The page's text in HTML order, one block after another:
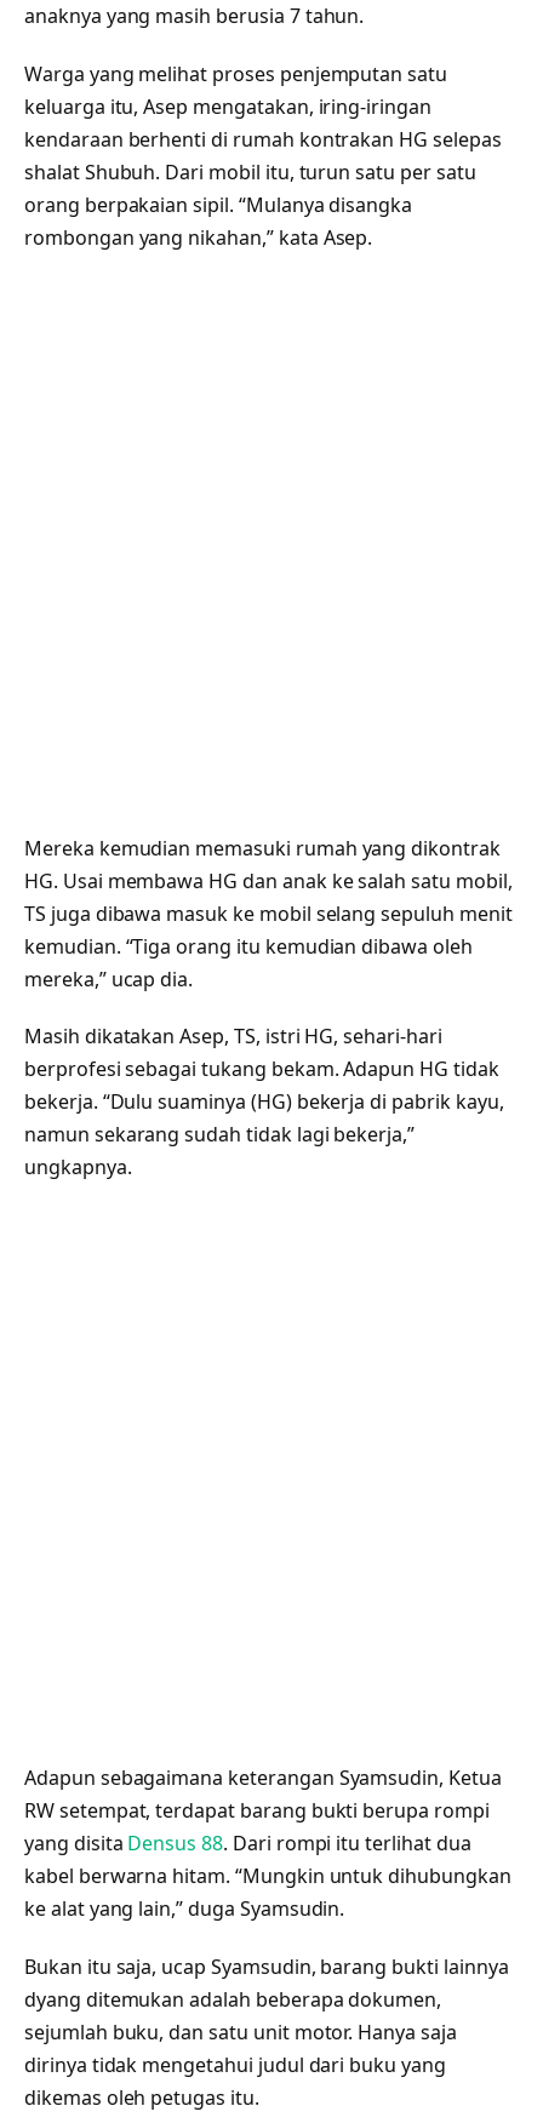
anaknya yang masih berusia 7 tahun.
Warga yang melihat proses penjemputan satu
keluarga itu, Asep mengatakan, iring-iringan
kendaraan berhenti di rumah kontrakan HG selepas
shalat Shubuh. Dari mobil itu, turun satu per satu
orang berpakaian sipil. “Mulanya disangka
rombongan yang nikahan,” kata Asep.
Mereka kemudian memasuki rumah yang dikontrak
HG. Usai membawa HG dan anak ke salah satu mobil,
TS juga dibawa masuk ke mobil selang sepuluh menit
kemudian. “Tiga orang itu kemudian dibawa oleh
mereka,” ucap dia.
Masih dikatakan Asep, TS, istri HG, sehari-hari
berprofesi sebagai tukang bekam. Adapun HG tidak
bekerja. “Dulu suaminya (HG) bekerja di pabrik kayu,
namun sekarang sudah tidak lagi bekerja,”
ungkapnya.
Adapun sebagaimana keterangan Syamsudin, Ketua
RW setempat, terdapat barang bukti berupa rompi
yang disita Densus 88. Dari rompi itu terlihat dua
kabel berwarna hitam. “Mungkin untuk dihubungkan
ke alat yang lain,” duga Syamsudin.
Bukan itu saja, ucap Syamsudin, barang bukti lainnya
dyang ditemukan adalah beberapa dokumen,
sejumlah buku, dan satu unit motor. Hanya saja
dirinya tidak mengetahui judul dari buku yang
dikemas oleh petugas itu.